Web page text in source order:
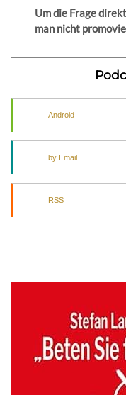
Um die Frage
man nicht
Android
by Email
RSS